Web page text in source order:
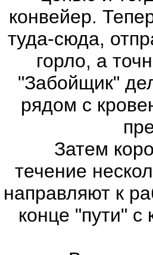
конвейер.
туда-сюда,
горло, а
"Забойщик"
рядом с
Затем
течение
направляют к
конце "пути"